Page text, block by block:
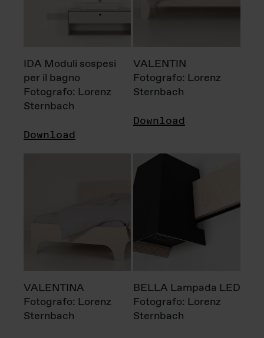
IDA Moduli sospesi
per il bagno
Fotografo: Lorenz
Sternbach
Download
VALENTIN
Fotografo: Lorenz
Sternbach
Download
VALENTINA
Fotografo: Lorenz
Sternbach
BELLA Lampada LED
Fotografo: Lorenz
Sternbach